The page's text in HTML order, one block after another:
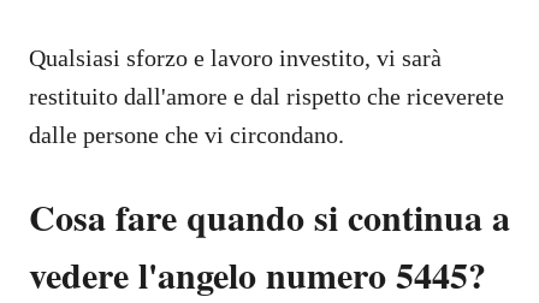
Qualsiasi sforzo e lavoro investito, vi sarà
restituito dall'amore e dal rispetto che riceverete
dalle persone che vi circondano.
Cosa fare quando si continua a
vedere l'angelo numero 5445?